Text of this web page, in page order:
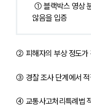
않음을 입증
② 피해자의 부상 정도가
③ 경찰 조사 단계에서 적
④ 교통사고처리특례법